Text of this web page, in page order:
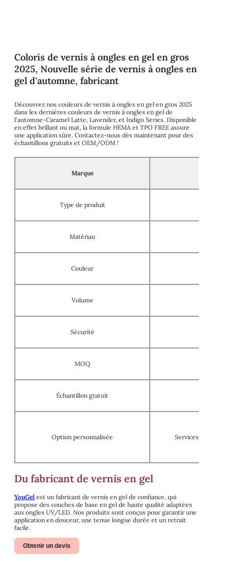
Coloris de vernis à ongles en gel en gros
2025, Nouvelle série de vernis à ongles en
gel d'automne, fabricant
Découvrez nos couleurs de vernis à ongles en gel en gros 2025
dans les dernières couleurs de vernis à ongles en gel de
l'automne-Caramel Latte, Lavender, et Indigo Series. Disponible
en effet brillant ou mat, la formule HEMA et TPO FREE assure
une application sûre. Contactez-nous dès maintenant pour des
échantillons gratuits et OEM/ODM !
Marque
Type de produit
Matériau
Couleur
Volume
Sécurité
MOQ
Échantillon gratuit
Option personnalisée Services OEM/
Du fabricant de vernis en gel
YouGel est un fabricant de vernis en gel de confiance, qui
propose des couches de base en gel de haute qualité adaptées
aux ongles UV/LED. Nos produits sont conçus pour garantir une
application en douceur, une tenue longue durée et un retrait
facile.
Obtenir un devis